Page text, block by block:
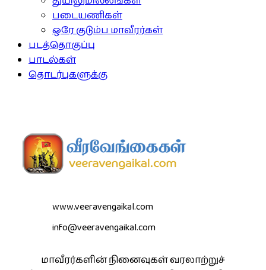
படையணிகள்
ஒரே குடும்ப மாவீரர்கள்
படத்தொகுப்பு
பாடல்கள்
தொடர்புகளுக்கு
www.veeravengaikal.com
info@veeravengaikal.com
மாவீரர்களின் நினைவுகள் வரலாற்றுச்